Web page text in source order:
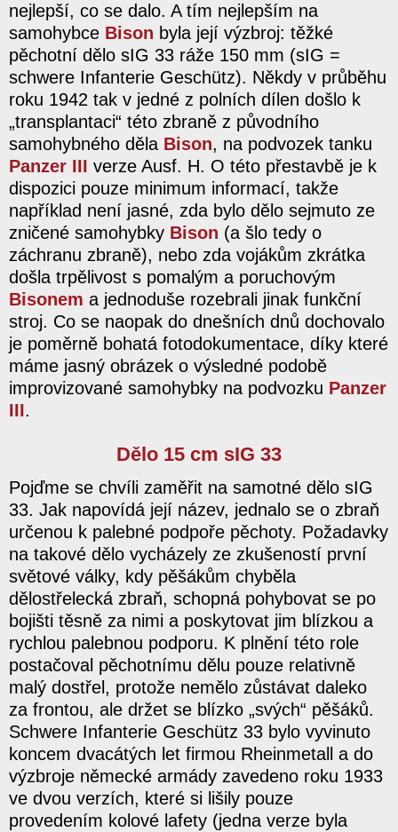
nejlepší, co se dalo. A tím nejlepším na
samohybce Bison byla její výzbroj: těžké
pěchotní dělo sIG 33 ráže 150 mm (sIG =
schwere Infanterie Geschütz). Někdy v průběhu
roku 1942 tak v jedné z polních dílen došlo k
„transplantaci“ této zbraně z původního
samohybného děla Bison, na podvozek tanku
Panzer III verze Ausf. H. O této přestavbě je k
dispozici pouze minimum informací, takže
například není jasné, zda bylo dělo sejmuto ze
zničené samohybky Bison (a šlo tedy o
záchranu zbraně), nebo zda vojákům zkrátka
došla trpělivost s pomalým a poruchovým
Bisonem a jednoduše rozebrali jinak funkční
stroj. Co se naopak do dnešních dnů dochovalo
je poměrně bohatá fotodokumentace, díky které
máme jasný obrázek o výsledné podobě
improvizované samohybky na podvozku Panzer
III.
Dělo 15 cm sIG 33
Pojďme se chvíli zaměřit na samotné dělo sIG
33. Jak napovídá její název, jednalo se o zbraň
určenou k palebné podpoře pěchoty. Požadavky
na takové dělo vycházely ze zkušeností první
světové války, kdy pěšákům chyběla
dělostřelecká zbraň, schopná pohybovat se po
bojišti těsně za nimi a poskytovat jim blízkou a
rychlou palebnou podporu. K plnění této role
postačoval pěchotnímu dělu pouze relativně
malý dostřel, protože nemělo zůstávat daleko
za frontou, ale držet se blízko „svých“ pěšáků.
Schwere Infanterie Geschütz 33 bylo vyvinuto
koncem dvacátých let firmou Rheinmetall a do
výzbroje německé armády zavedeno roku 1933
ve dvou verzích, které si lišily pouze
provedením kolové lafety (jedna verze byla